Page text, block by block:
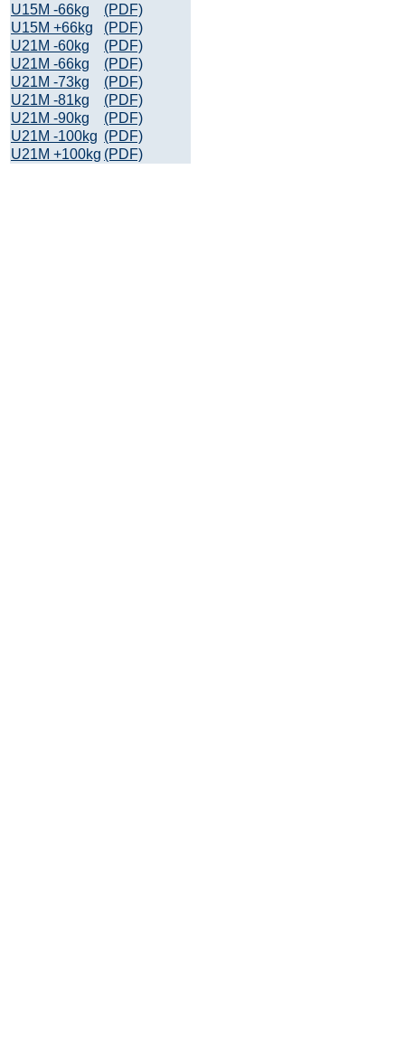
U15M -66kg
(PDF)
U15M +66kg
(PDF)
U21M -60kg
(PDF)
U21M -66kg
(PDF)
U21M -73kg
(PDF)
U21M -81kg
(PDF)
U21M -90kg
(PDF)
U21M -100kg (PDF)
U21M +100kg (PDF)